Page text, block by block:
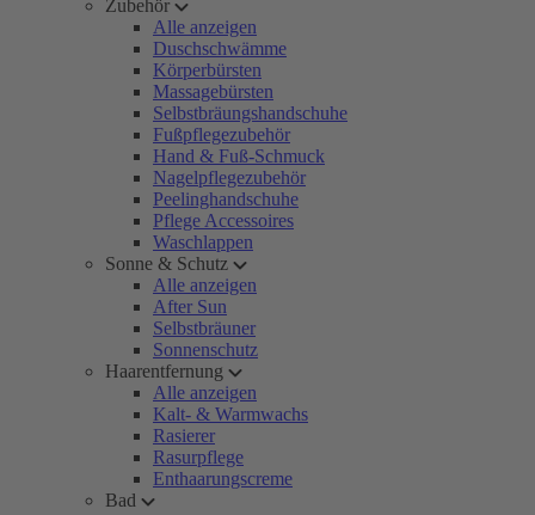
Zubehör
Alle anzeigen
Duschschwämme
Körperbürsten
Massagebürsten
Selbstbräungshandschuhe
Fußpflegezubehör
Hand & Fuß-Schmuck
Nagelpflegezubehör
Peelinghandschuhe
Pflege Accessoires
Waschlappen
Sonne & Schutz
Alle anzeigen
After Sun
Selbstbräuner
Sonnenschutz
Haarentfernung
Alle anzeigen
Kalt- & Warmwachs
Rasierer
Rasurpflege
Enthaarungscreme
Bad